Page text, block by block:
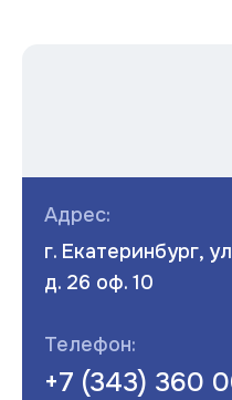
Адрес:
г. Екатеринбург,
д. 26 оф. 10
Телефон:
+7 (343) 360